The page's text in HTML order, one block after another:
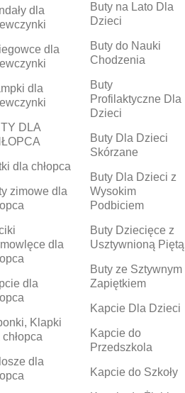
dla
dla
dla
DLA
dla chłopca
zimowe dla
dla
dla
Klapki
dla
Buty na Lato Dla
Dzieci
Buty do Nauki
Chodzenia
Buty
Profilaktyczne Dla
Dzieci
Buty Dla Dzieci
Skórzane
Buty Dla Dzieci z
Wysokim
Podbiciem
Buty Dziecięce z
Usztywnioną Piętą
Buty ze Sztywnym
Zapiętkiem
Kapcie Dla Dzieci
Kapcie do
Przedszkola
Kapcie do Szkoły